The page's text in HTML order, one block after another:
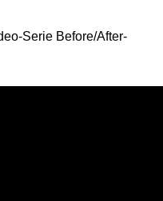
Serie Before/After-